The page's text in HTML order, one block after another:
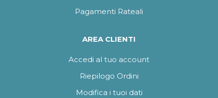
Pagamenti Rateali
AREA CLIENTI
Accedi al tuo account
Riepilogo Ordini
Modifica i tuoi dati